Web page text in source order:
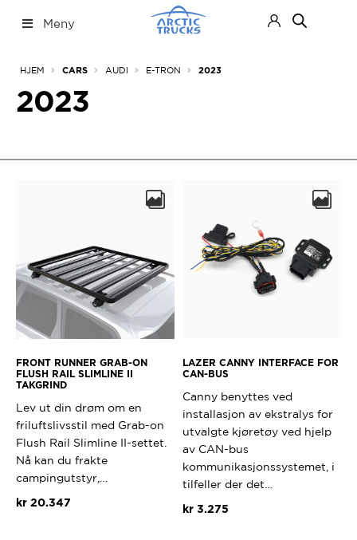
til
til
Meny
HJEM CARS AUDI E-TRON 2023
2023
FRONT RUNNER GRAB-ON
FLUSH RAIL SLIMLINE II
TAKGRIND
Lev ut din drøm om en
friluftslivsstil med Grab-on
Flush Rail Slimline II-settet.
Nå kan du frakte
campingutstyr,…
kr20.347
LAZER CANNY INTERFACE FOR
CAN-BUS
Canny benyttes ved
installasjon av ekstralys for
utvalgte kjøretøy ved hjelp
av CAN-bus
kommunikasjonssystemet, i
tilfeller der det…
kr 3.275